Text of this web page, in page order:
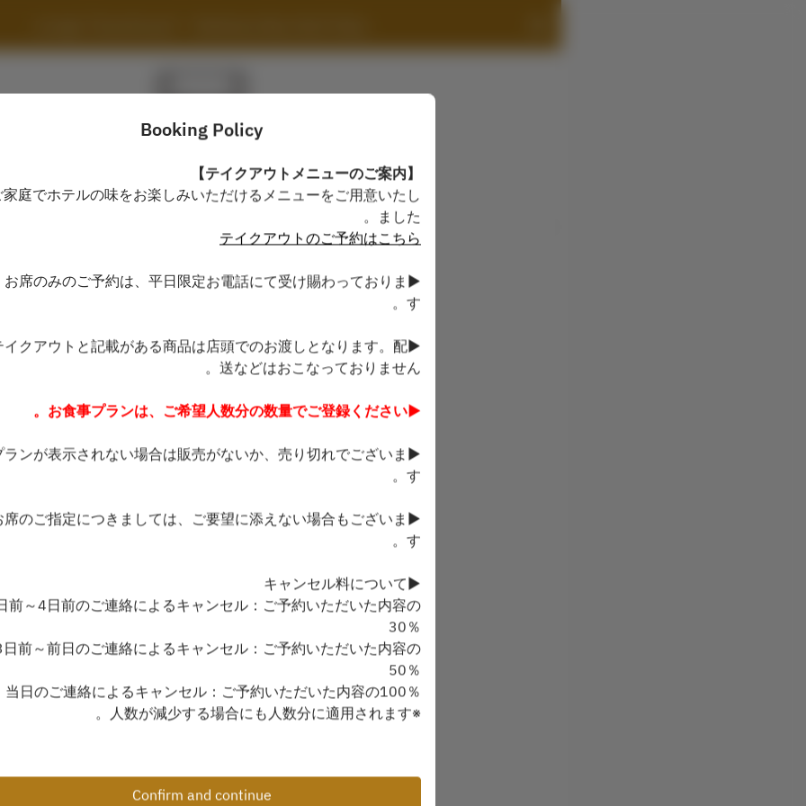
View booking policy
שבת 8 אוג׳
Find availability
Powered by
Booking Policy
【テイクアウトメニューのご案内】
家庭でホテルの味をお楽しみいただけるメニューをご用意いたし
ました。
テイクアウトのご予約はこちら
▶お席のみのご予約は、平日限定お電話にて受け賜わっておりま
す。
イクアウトと記載がある商品は店頭でのお渡しとなります。配
送などはおこなっておりません。
▶お食事プランは、ご希望人数分の数量でご登録ください。
ランが表示されない場合は販売がないか、売り切れでございま
す。
席のご指定につきましては、ご要望に添えない場合もございま
す。
▶キャンセル料について
前～4日前のご連絡によるキャンセル：ご予約いただいた内容の
30％
前～前日のご連絡によるキャンセル：ご予約いただいた内容の
50％
当日のご連絡によるキャンセル：ご予約いただいた内容の100％
※人数が減少する場合にも人数分に適用されます。
日前よりキャンセル料を申し受けます。
日前～8日前のご連絡によるキャンセル：ご予約いただいた内容
Confirm and continue